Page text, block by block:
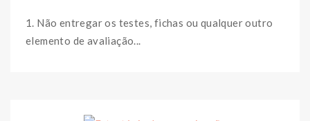
1. Não entregar os testes, fichas ou qualquer outro
elemento de avaliação...